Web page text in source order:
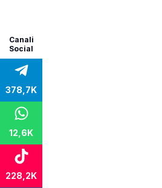
Canali
Social
378,7K
12,6K
228,2K